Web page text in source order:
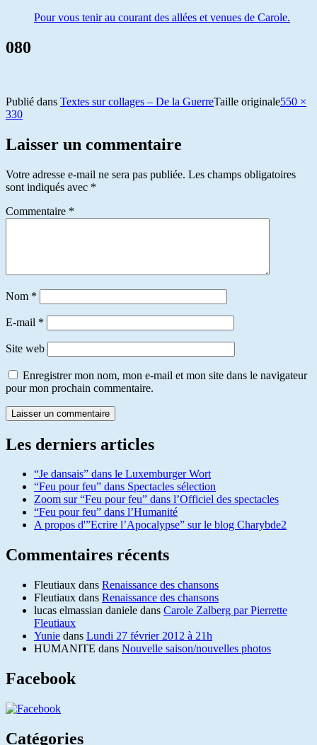
Pour vous tenir au courant des allées et venues de Carole.
080
Publié dans Textes sur collages – De la GuerreTaille originale550 ×
330
Laisser un commentaire
Votre adresse e-mail ne sera pas publiée. Les champs obligatoires
sont indiqués avec *
Commentaire *
Nom *
E-mail *
Site web
Enregistrer mon nom, mon e-mail et mon site dans le navigateur
pour mon prochain commentaire.
Les derniers articles
“Je dansais” dans le Luxemburger Wort
“Feu pour feu” dans Spectacles sélection
Zoom sur “Feu pour feu” dans l’Officiel des spectacles
“Feu pour feu” dans l’Humanité
A propos d'”Ecrire l’Apocalypse” sur le blog Charybde2
Commentaires récents
Fleutiaux dans Renaissance des chansons
Fleutiaux dans Renaissance des chansons
lucas elmassian daniele dans Carole Zalberg par Pierrette
Fleutiaux
Yunie dans Lundi 27 février 2012 à 21h
HUMANITE dans Nouvelle saison/nouvelles photos
Facebook
Catégories